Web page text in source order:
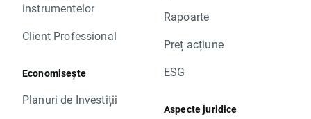
instrumentelor
Client Professional
Economisește
Planuri de Investiții
Rapoarte
Preț acțiune
ESG
Aspecte juridice